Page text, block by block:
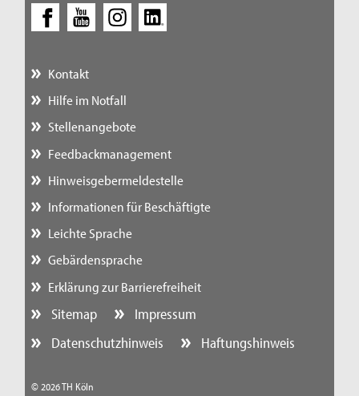
Kontakt
Hilfe im Notfall
Stellenangebote
Feedbackmanagement
Hinweisgebermeldestelle
Informationen für Beschäftigte
Leichte Sprache
Gebärdensprache
Erklärung zur Barrierefreiheit
Sitemap
Impressum
Datenschutzhinweis
Haftungshinweis
© 2026 TH Köln